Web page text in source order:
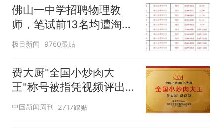
人生
佛山一中学招聘物理教
师，笔试前13名均遭淘
汰？教育局：已叫停招
极目新闻 9760跟贴
费大厨"全国小炒肉大
王"称号被指凭视频评出
官方回应
中国新闻周刊 2717跟贴